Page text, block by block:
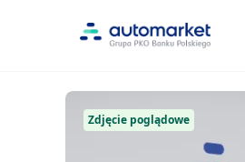
Zdjęcie poglądowe